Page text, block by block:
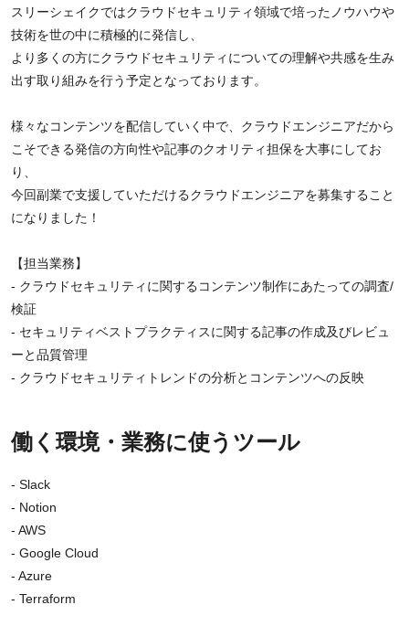
スリーシェイクではクラウドセキュリティ領域で培ったノウハウや
技術を世の中に積極的に発信し、
より多くの方にクラウドセキュリティについての理解や共感を生み
出す取り組みを行う予定となっております。
様々なコンテンツを配信していく中で、クラウドエンジニアだから
こそできる発信の方向性や記事のクオリティ担保を大事にしてお
り、
今回副業で支援していただけるクラウドエンジニアを募集すること
になりました！
【担当業務】
- クラウドセキュリティに関するコンテンツ制作にあたっての調査/
検証
- セキュリティベストプラクティスに関する記事の作成及びレビュ
ーと品質管理
- クラウドセキュリティトレンドの分析とコンテンツへの反映
働く環境・業務に使うツール
- Slack
- Notion
- AWS
- Google Cloud
- Azure
- Terraform